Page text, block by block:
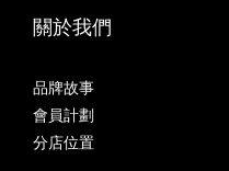
關於我們
品牌故事
會員計劃
分店位置